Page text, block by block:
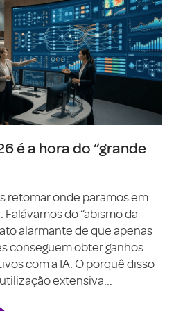
é a hora do “grande
retomar onde paramos em
do “abismo da
alarmante de que apenas
conseguem obter ganhos
com a IA. O porquê disso
extensiva...